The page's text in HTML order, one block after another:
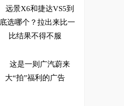
远景X6和捷达VS5到
底选哪个？拉出来比一
比结果不得不服
这是一则广汽蔚来
大“拍”福利的广告